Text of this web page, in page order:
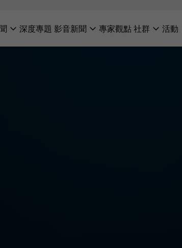
深度專題 影音新聞 專家觀點社群 活動